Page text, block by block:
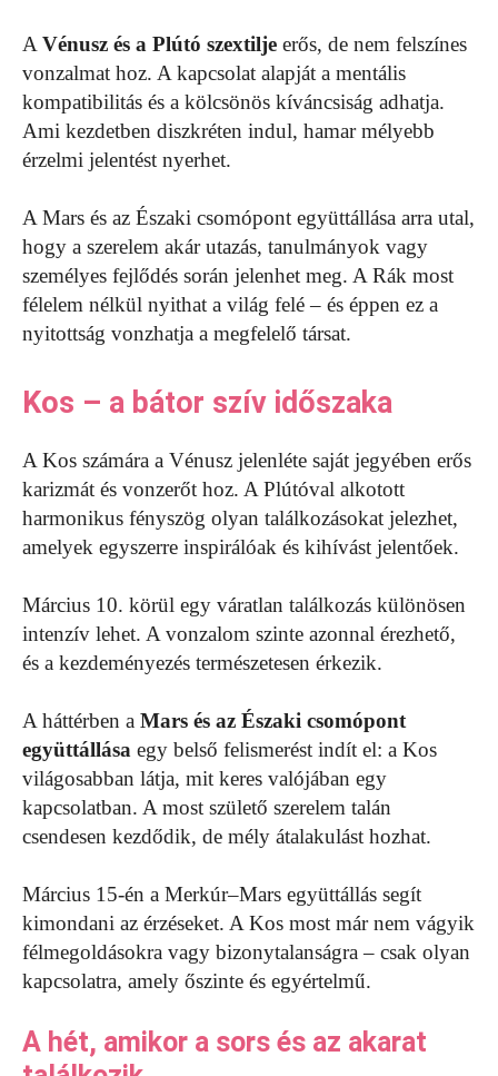
A Vénusz és a Plútó szextilje erős, de nem felszínes
vonzalmat hoz. A kapcsolat alapját a mentális
kompatibilitás és a kölcsönös kíváncsiság adhatja.
Ami kezdetben diszkréten indul, hamar mélyebb
érzelmi jelentést nyerhet.
A Mars és az Északi csomópont együttállása arra utal,
hogy a szerelem akár utazás, tanulmányok vagy
személyes fejlődés során jelenhet meg. A Rák most
félelem nélkül nyithat a világ felé – és éppen ez a
nyitottság vonzhatja a megfelelő társat.
Kos – a bátor szív időszaka
A Kos számára a Vénusz jelenléte saját jegyében erős
karizmát és vonzerőt hoz. A Plútóval alkotott
harmonikus fényszög olyan találkozásokat jelezhet,
amelyek egyszerre inspirálóak és kihívást jelentőek.
Március 10. körül egy váratlan találkozás különösen
intenzív lehet. A vonzalom szinte azonnal érezhető,
és a kezdeményezés természetesen érkezik.
A háttérben a Mars és az Északi csomópont
együttállása egy belső felismerést indít el: a Kos
világosabban látja, mit keres valójában egy
kapcsolatban. A most születő szerelem talán
csendesen kezdődik, de mély átalakulást hozhat.
Március 15-én a Merkúr–Mars együttállás segít
kimondani az érzéseket. A Kos most már nem vágyik
félmegoldásokra vagy bizonytalanságra – csak olyan
kapcsolatra, amely őszinte és egyértelmű.
A hét, amikor a sors és az akarat